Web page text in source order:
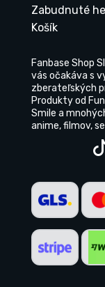
Zabudnuté
Košík
Fanbase Shop
vás očakáva s
zberateľských
Produkty od
Smile a
anime, filmov,